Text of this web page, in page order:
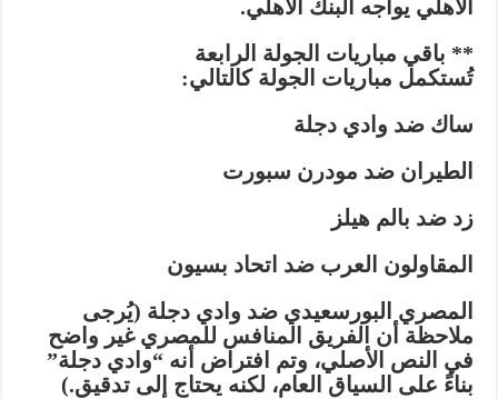
الأهلي يواجه البنك الأهلي.
** باقي مباريات الجولة الرابعة
تُستكمل مباريات الجولة كالتالي:
ساك ضد وادي دجلة
الطيران ضد مودرن سبورت
زد ضد بالم هيلز
المقاولون العرب ضد اتحاد بسيون
المصري البورسعيدي ضد وادي دجلة (يُرجى
ملاحظة أن الفريق المنافس للمصري غير واضح
في النص الأصلي، وتم افتراض أنه “وادي دجلة”
بناءً على السياق العام، لكنه يحتاج إلى تدقيق.)